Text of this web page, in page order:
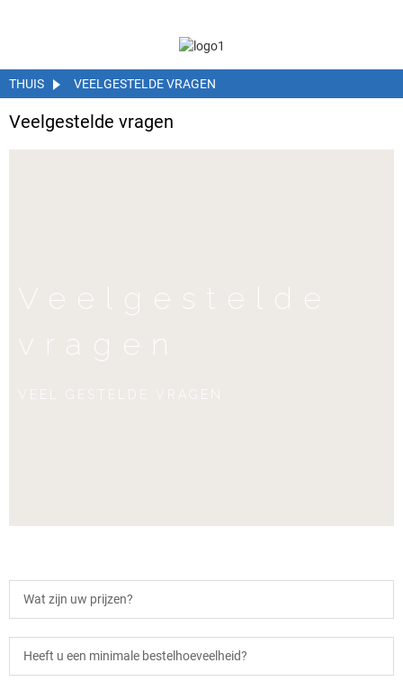
THUIS VEELGESTELDE VRAGEN
Veelgestelde vragen
Veelgestelde
vragen
Wat zijn uw prijzen?
Heeft u een minimale bestelhoeveelheid?